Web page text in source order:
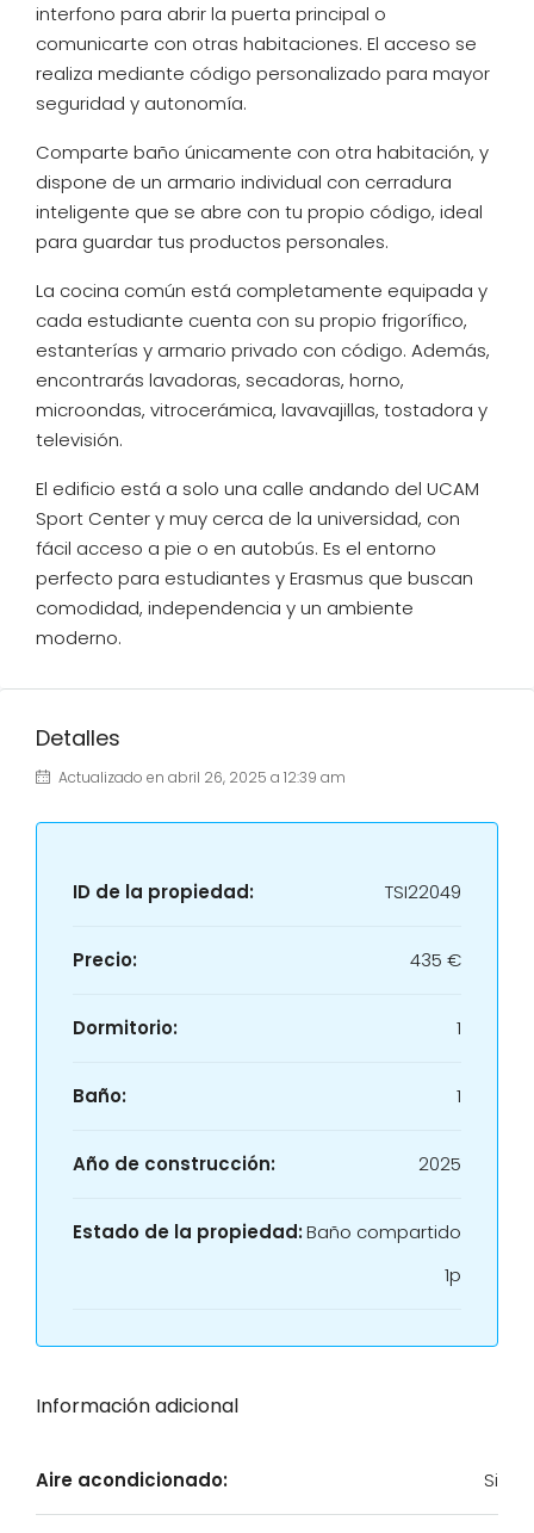
interfono para abrir la puerta principal o
comunicarte con otras habitaciones. El acceso se
realiza mediante código personalizado para mayor
seguridad y autonomía.
Comparte baño únicamente con otra habitación, y
dispone de un armario individual con cerradura
inteligente que se abre con tu propio código, ideal
para guardar tus productos personales.
La cocina común está completamente equipada y
cada estudiante cuenta con su propio frigorífico,
estanterías y armario privado con código. Además,
encontrarás lavadoras, secadoras, horno,
microondas, vitrocerámica, lavavajillas, tostadora y
televisión.
El edificio está a solo una calle andando del UCAM
Sport Center y muy cerca de la universidad, con
fácil acceso a pie o en autobús. Es el entorno
perfecto para estudiantes y Erasmus que buscan
comodidad, independencia y un ambiente
moderno.
Detalles
Actualizado en abril 26, 2025 a 12:39 am
ID de la propiedad: TSI22049
Precio: 435 €
Dormitorio: 1
Baño: 1
Año de construcción: 2025
Estado de la propiedad:Baño compartido
1p
Información adicional
Aire acondicionado: Si